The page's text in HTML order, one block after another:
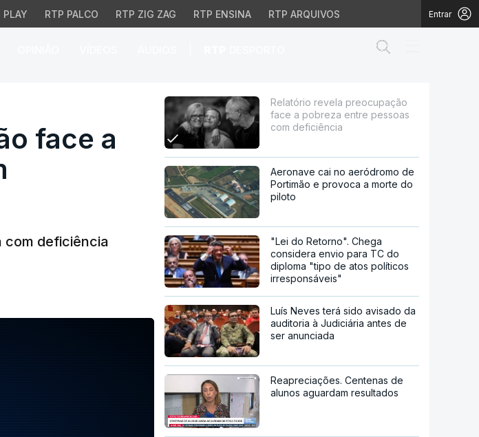
PLAY RTP PALCO RTP ZIG ZAG RTP ENSINA RTP ARQUIVOS Entrar
face a pobreza entre pessoas com
face a
com deficiência
Relatório revela preocupação
face a pobreza entre pessoas
com deficiência
Aeronave cai no aeródromo de
Portimão e provoca a morte do
piloto
"Lei do Retorno". Chega
considera envio para TC do
diploma "tipo de atos políticos
irresponsáveis"
Luís Neves terá sido avisado da
auditoria à Judiciária antes de
ser anunciada
Reapreciações. Centenas de
alunos aguardam resultados